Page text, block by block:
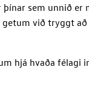
sem unnið er
við tryggt
hjá hvaða félagi